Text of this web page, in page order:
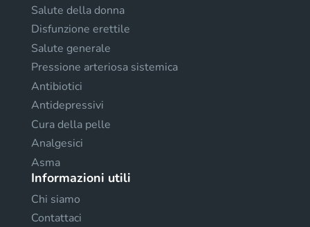
Salute della donna
Disfunzione erettile
Salute generale
Pressione arteriosa sistemica
Antibiotici
Antidepressivi
Cura della pelle
Analgesici
Asma
Informazioni utili
Chi siamo
Contattaci